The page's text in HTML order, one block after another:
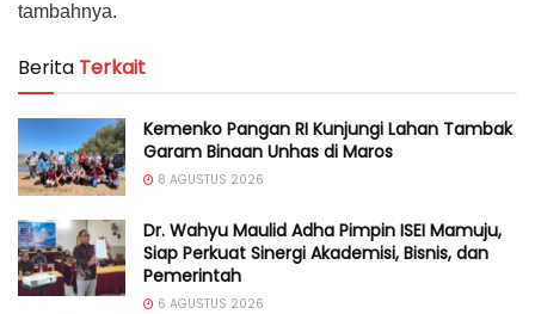
tambahnya.
Berita Terkait
Kemenko Pangan RI Kunjungi Lahan Tambak
Garam Binaan Unhas di Maros
8 AGUSTUS 2026
Dr. Wahyu Maulid Adha Pimpin ISEI Mamuju,
Siap Perkuat Sinergi Akademisi, Bisnis, dan
Pemerintah
6 AGUSTUS 2026